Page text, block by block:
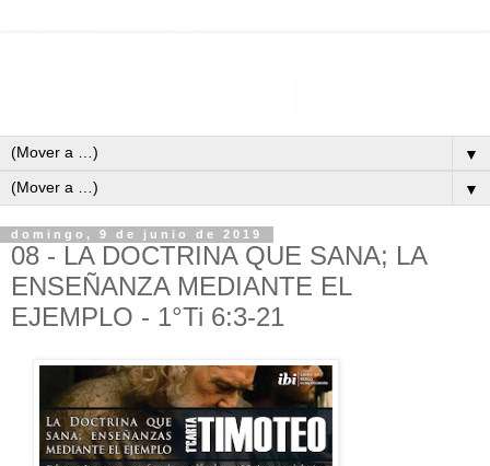
▼
▼
domingo, 9 de junio de 2019
08 - LA DOCTRINA QUE SANA; LA
ENSEÑANZA MEDIANTE EL
EJEMPLO - 1°Ti 6:3-21